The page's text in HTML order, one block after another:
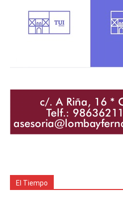
El Tiempo